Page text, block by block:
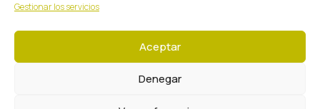
Gestionar los servicios
Aceptar
Denegar
Gasmoción 2026 © Todos los derechos reservados.